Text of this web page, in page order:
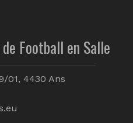
Football en Salle
01, 4430 Ans